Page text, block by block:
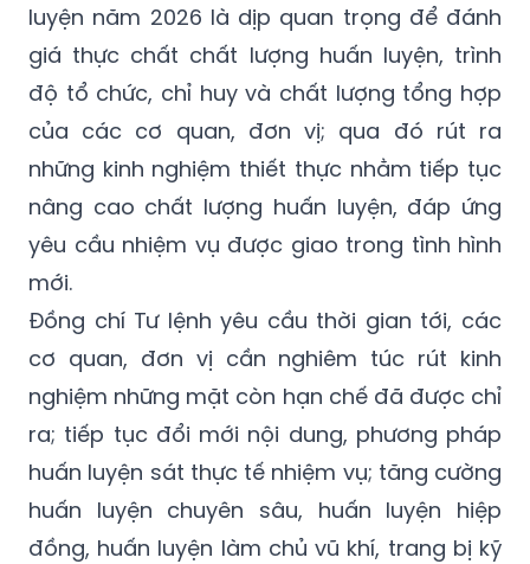
luyện năm 2026 là dịp quan trọng để đánh
giá thực chất chất lượng huấn luyện, trình
độ tổ chức, chỉ huy và chất lượng tổng hợp
của các cơ quan, đơn vị; qua đó rút ra
những kinh nghiệm thiết thực nhằm tiếp tục
nâng cao chất lượng huấn luyện, đáp ứng
yêu cầu nhiệm vụ được giao trong tình hình
mới.
Đồng chí Tư lệnh yêu cầu thời gian tới, các
cơ quan, đơn vị cần nghiêm túc rút kinh
nghiệm những mặt còn hạn chế đã được chỉ
ra; tiếp tục đổi mới nội dung, phương pháp
huấn luyện sát thực tế nhiệm vụ; tăng cường
huấn luyện chuyên sâu, huấn luyện hiệp
đồng, huấn luyện làm chủ vũ khí, trang bị kỹ